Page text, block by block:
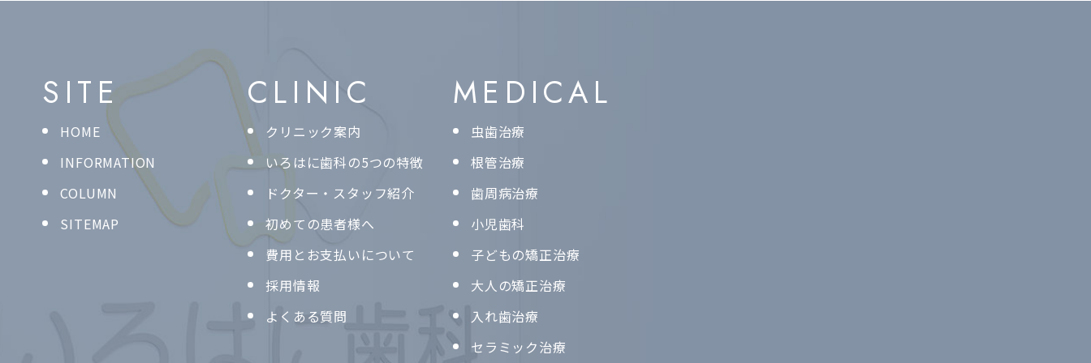
SITE
HOME
INFORMATION
COLUMN
SITEMAP
CLINIC
クリニック案内
いろはに歯科の5つの特徴
ドクター・スタッフ紹介
初めての患者様へ
費用とお支払いについて
採用情報
よくある質問
MEDICAL
虫歯治療
根管治療
歯周病治療
小児歯科
子どもの矯正治療
大人の矯正治療
入れ歯治療
セラミック治療